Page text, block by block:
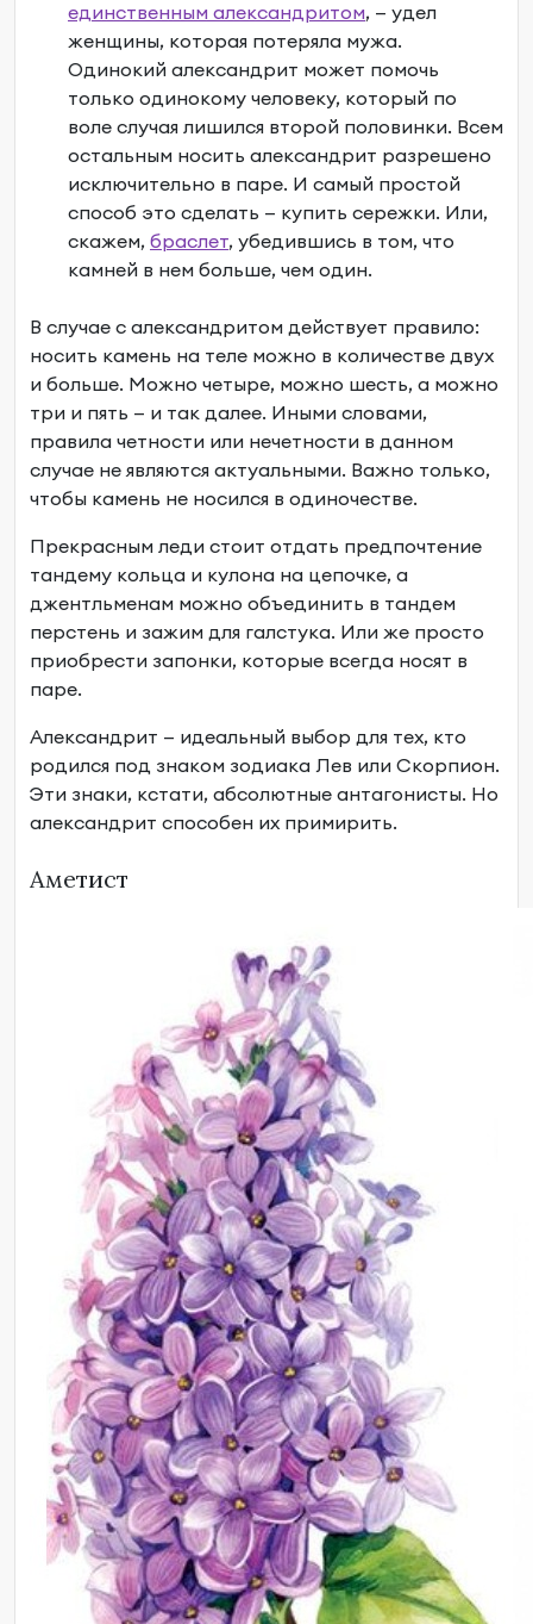
единственным александритом, — удел
женщины, которая потеряла мужа.
Одинокий александрит может помочь
только одинокому человеку, который по
воле случая лишился второй половинки. Всем
остальным носить александрит разрешено
исключительно в паре. И самый простой
способ это сделать — купить сережки. Или,
скажем, браслет, убедившись в том, что
камней в нем больше, чем один.
В случае с александритом действует правило:
носить камень на теле можно в количестве двух
и больше. Можно четыре, можно шесть, а можно
три и пять — и так далее. Иными словами,
правила четности или нечетности в данном
случае не являются актуальными. Важно только,
чтобы камень не носился в одиночестве.
Прекрасным леди стоит отдать предпочтение
тандему кольца и кулона на цепочке, а
джентльменам можно объединить в тандем
перстень и зажим для галстука. Или же просто
приобрести запонки, которые всегда носят в
паре.
Александрит — идеальный выбор для тех, кто
родился под знаком зодиака Лев или Скорпион.
Эти знаки, кстати, абсолютные антагонисты. Но
александрит способен их примирить.
Аметист